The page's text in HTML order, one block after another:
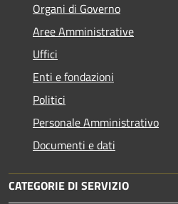
Organi di Governo
Aree Amministrative
Uffici
Enti e fondazioni
Politici
Personale Amministrativo
Documenti e dati
CATEGORIE DI SERVIZIO